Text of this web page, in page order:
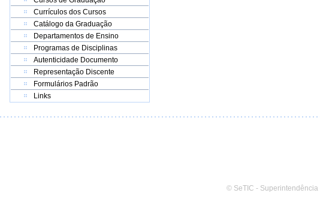
Currículos dos Cursos
Catálogo da Graduação
Departamentos de Ensino
Programas de Disciplinas
Autenticidade Documento
Representação Discente
Formulários Padrão
Links
© SeTIC -